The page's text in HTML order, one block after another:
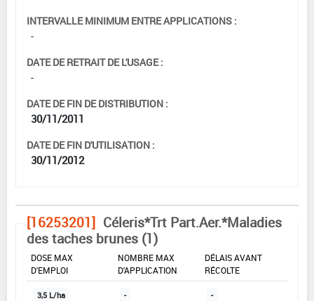
INTERVALLE MINIMUM ENTRE APPLICATIONS :
-
DATE DE RETRAIT DE L'USAGE :
-
DATE DE FIN DE DISTRIBUTION :
30/11/2011
DATE DE FIN D'UTILISATION :
30/11/2012
[16253201] Céleris*Trt Part.Aer.*Maladies
des taches brunes (1)
DOSE MAX
D'EMPLOI
NOMBRE MAX
D'APPLICATION
DÉLAIS AVANT
RÉCOLTE
3,5 L/ha - -